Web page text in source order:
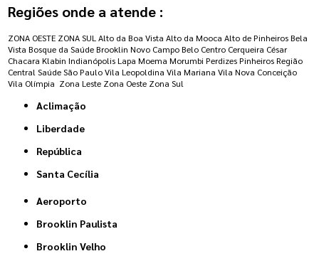
Regiões onde a atende :
ZONA OESTE ZONA SUL Alto da Boa Vista Alto da Mooca Alto de Pinheiros Bela
Vista Bosque da Saúde Brooklin Novo Campo Belo Centro Cerqueira César
Chacara Klabin Indianópolis Lapa Moema Morumbi Perdizes Pinheiros Região
Central Saúde São Paulo Vila Leopoldina Vila Mariana Vila Nova Conceição
Vila Olímpia Zona Leste Zona Oeste Zona Sul
Aclimação
Liberdade
República
Santa Cecília
Aeroporto
Brooklin Paulista
Brooklin Velho